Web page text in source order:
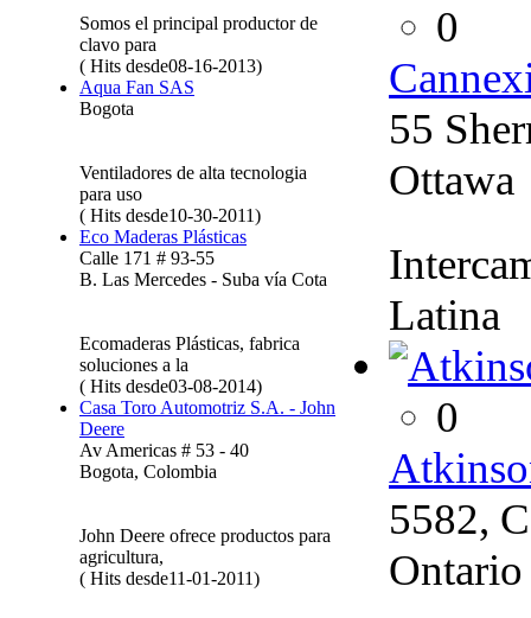
Somos el principal productor de
clavo para
( Hits desde08-16-2013)
Aqua Fan SAS
Bogota
Ventiladores de alta tecnologia
para uso
( Hits desde10-30-2011)
Eco Maderas Plásticas
Calle 171 # 93-55
B. Las Mercedes - Suba vía Cota
Ecomaderas Plásticas, fabrica
soluciones a la
( Hits desde03-08-2014)
Casa Toro Automotriz S.A. - John
Deere
Av Americas # 53 - 40
Bogota, Colombia
John Deere ofrece productos para
agricultura,
( Hits desde11-01-2011)
0
55
Ottawa
Latina
0
5582,
Ontario